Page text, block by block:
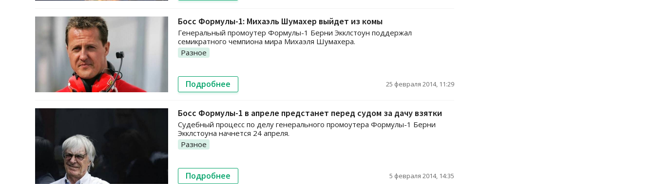
Босс Формулы-1: Михаэль Шумахер выйдет из комы
Генеральный промоутер Формулы-1 Берни Экклстоун поддержал
семикратного чемпиона мира Михаэля Шумахера.
Разное
Подробнее 25 февраля 2014, 11:29
Босс Формулы-1 в апреле предстанет перед судом за дачу взятки
Судебный процесс по делу генерального промоутера Формулы-1 Берни
Экклстоуна начнется 24 апреля.
Разное
Подробнее 5 февраля 2014, 14:35